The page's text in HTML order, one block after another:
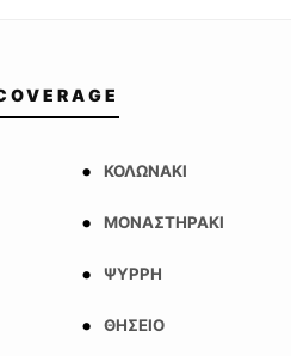
ΚΟΛΩΝΆΚΙ
ΜΟΝΑΣΤΗΡΆΚΙ
ΨΥΡΡΉ
ΘΗΣΕΊΟ